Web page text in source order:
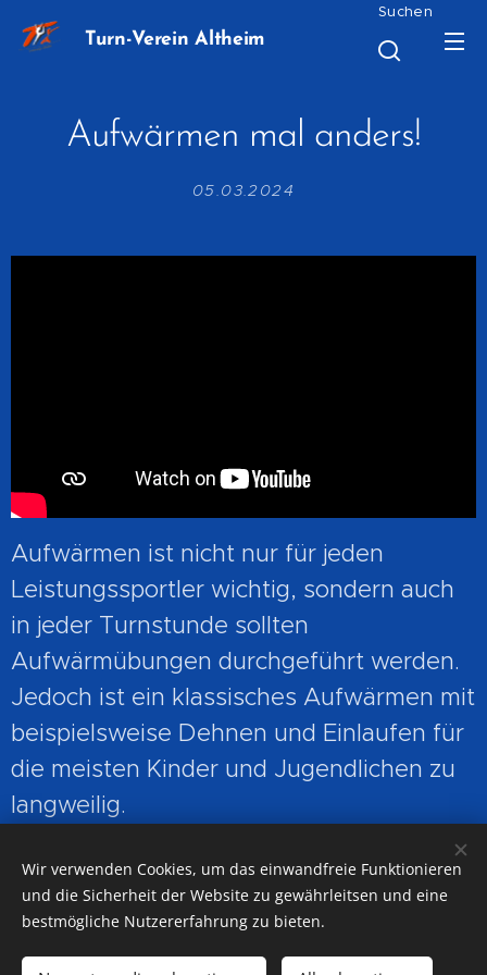
Turn-Verein Altheim
Suchen
Aufwärmen mal anders!
05.03.2024
Aufwärmen ist nicht nur für jeden
Leistungssportler wichtig, sondern auch
in jeder Turnstunde sollten
Aufwärmübungen durchgeführt werden.
Jedoch ist ein klassisches Aufwärmen mit
beispielsweise Dehnen und Einlaufen für
die meisten Kinder und Jugendlichen zu
langweilig.
Auf Facebook teilen
Wir verwenden Cookies, um das einwandfreie Funktionieren
und die Sicherheit der Website zu gewährleitsen und eine
bestmögliche Nutzererfahrung zu bieten.